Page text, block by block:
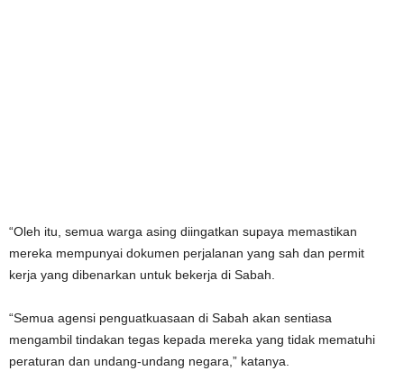
“Oleh itu, semua warga asing diingatkan supaya memastikan
mereka mempunyai dokumen perjalanan yang sah dan permit
kerja yang dibenarkan untuk bekerja di Sabah.
“Semua agensi penguatkuasaan di Sabah akan sentiasa
mengambil tindakan tegas kepada mereka yang tidak mematuhi
peraturan dan undang-undang negara,” katanya.